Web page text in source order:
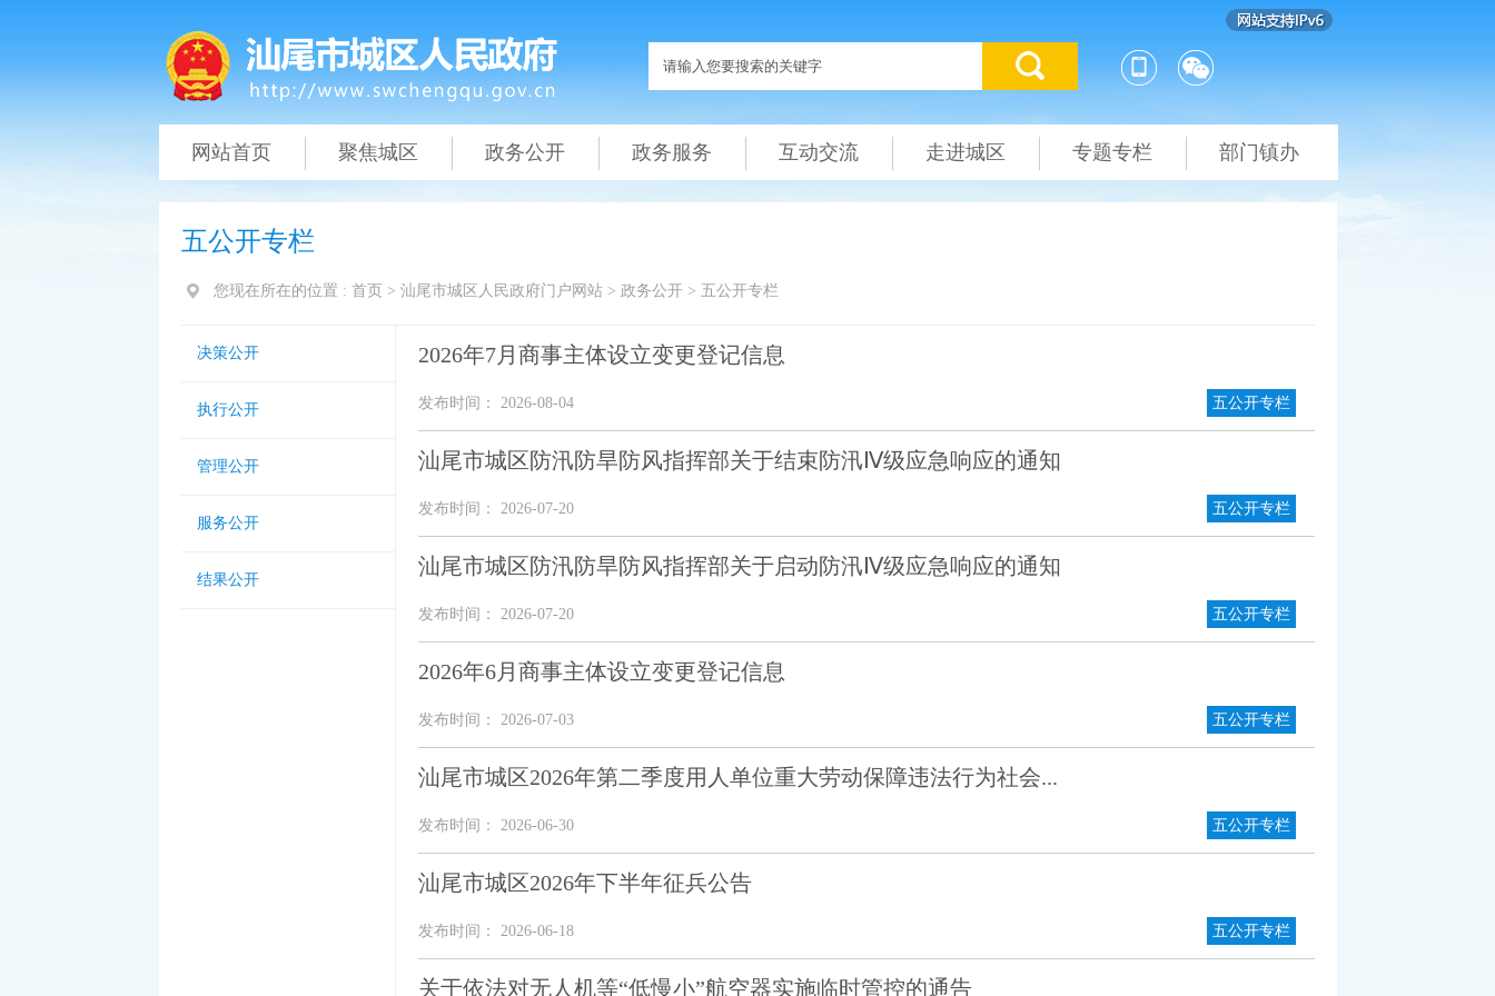
网站首页 聚焦城区 政务公开 政务服务 互动交流 走进城区 专题专栏 部门镇办
五公开专栏
您现在所在的位置 : 首页 > 汕尾市城区人民政府门户网站> 政务公开> 五公开专栏
决策公开
执行公开
管理公开
服务公开
结果公开
2026年7月商事主体设立变更登记信息
发布时间： 2026-08-04 五公开专栏
汕尾市城区防汛防旱防风指挥部关于结束防汛Ⅳ级应急响应的通知
发布时间： 2026-07-20 五公开专栏
汕尾市城区防汛防旱防风指挥部关于启动防汛Ⅳ级应急响应的通知
发布时间： 2026-07-20 五公开专栏
2026年6月商事主体设立变更登记信息
发布时间： 2026-07-03 五公开专栏
汕尾市城区2026年第二季度用人单位重大劳动保障违法行为社会...
发布时间： 2026-06-30 五公开专栏
汕尾市城区2026年下半年征兵公告
发布时间： 2026-06-18 五公开专栏
关于依法对无人机等“低慢小”航空器实施临时管控的通告